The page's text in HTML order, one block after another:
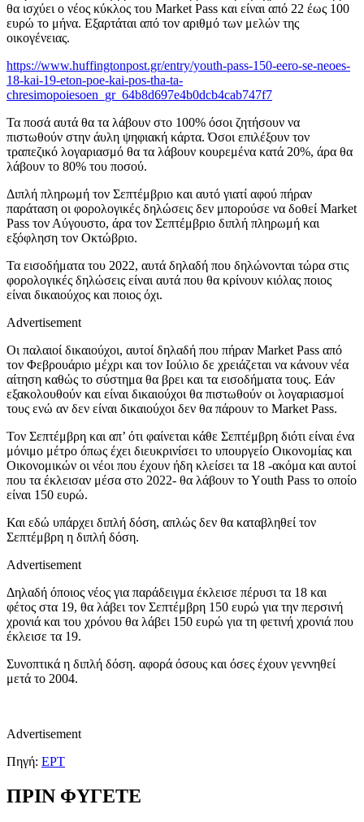
θα ισχύει ο νέος κύκλος του Market Pass και είναι από 22 έως 100
ευρώ το μήνα. Εξαρτάται από τον αριθμό των μελών της
οικογένειας.
https://www.huffingtonpost.gr/entry/youth-pass-150-eero-se-neoes-
18-kai-19-eton-poe-kai-pos-tha-ta-
chresimopoiesoen_gr_64b8d697e4b0dcb4cab747f7
Τα ποσά αυτά θα τα λάβουν στο 100% όσοι ζητήσουν να
πιστωθούν στην άυλη ψηφιακή κάρτα. Όσοι επιλέξουν τον
τραπεζικό λογαριασμό θα τα λάβουν κουρεμένα κατά 20%, άρα θα
λάβουν το 80% του ποσού.
Διπλή πληρωμή τον Σεπτέμβριο και αυτό γιατί αφού πήραν
παράταση οι φορολογικές δηλώσεις δεν μπορούσε να δοθεί Market
Pass τον Αύγουστο, άρα τον Σεπτέμβριο διπλή πληρωμή και
εξόφληση τον Οκτώβριο.
Τα εισοδήματα του 2022, αυτά δηλαδή που δηλώνονται τώρα στις
φορολογικές δηλώσεις είναι αυτά που θα κρίνουν κιόλας ποιος
είναι δικαιούχος και ποιος όχι.
Advertisement
Οι παλαιοί δικαιούχοι, αυτοί δηλαδή που πήραν Market Pass από
τον Φεβρουάριο μέχρι και τον Ιούλιο δε χρειάζεται να κάνουν νέα
αίτηση καθώς το σύστημα θα βρει και τα εισοδήματα τους. Εάν
εξακολουθούν και είναι δικαιούχοι θα πιστωθούν οι λογαριασμοί
τους ενώ αν δεν είναι δικαιούχοι δεν θα πάρουν το Market Pass.
Τον Σεπτέμβρη και απ’ ότι φαίνεται κάθε Σεπτέμβρη διότι είναι ένα
μόνιμο μέτρο όπως έχει διευκρινίσει το υπουργείο Οικονομίας και
Οικονομικών οι νέοι που έχουν ήδη κλείσει τα 18 -ακόμα και αυτοί
που τα έκλεισαν μέσα στο 2022- θα λάβουν το Υouth Pass το οποίο
είναι 150 ευρώ.
Και εδώ υπάρχει διπλή δόση, απλώς δεν θα καταβληθεί τον
Σεπτέμβρη η διπλή δόση.
Advertisement
Δηλαδή όποιος νέος για παράδειγμα έκλεισε πέρυσι τα 18 και
φέτος στα 19, θα λάβει τον Σεπτέμβρη 150 ευρώ για την περσινή
χρονιά και του χρόνου θα λάβει 150 ευρώ για τη φετινή χρονιά που
έκλεισε τα 19.
Συνοπτικά η διπλή δόση. αφορά όσους και όσες έχουν γεννηθεί
μετά το 2004.
Advertisement
Πηγή: ΕΡΤ
ΠΡΙΝ ΦΥΓΕΤΕ